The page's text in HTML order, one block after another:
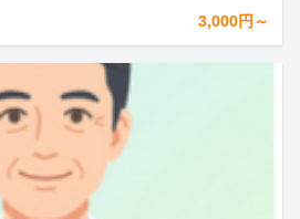
3,000円～